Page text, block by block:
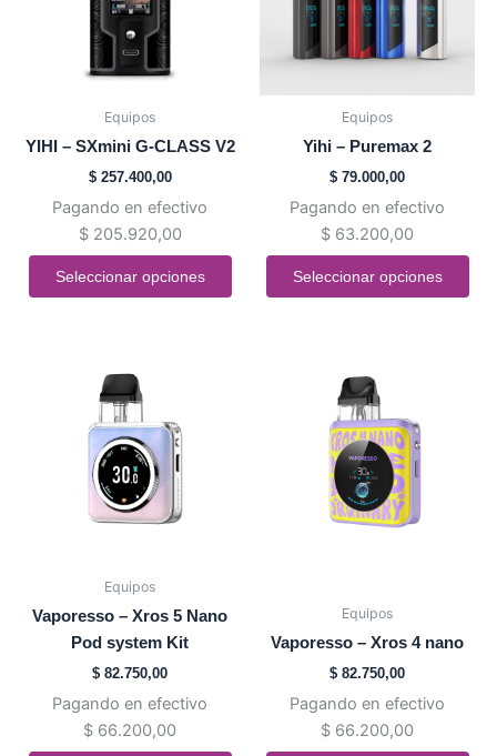
Equipos
YIHI – SXmini G-CLASS V2
$257.400,00
Pagando en efectivo
$205.920,00
Seleccionar opciones
Las
opciones
se
la
página
de
Equipos
Yihi – Puremax 2
$ 79.000,00
Pagando en efectivo
$ 63.200,00
Seleccionar opciones
Las
opciones
la
página
de
Equipos
Vaporesso – Xros 5 Nano
Pod system Kit
$ 82.750,00
Pagando en efectivo
$ 66.200,00
producto
tiene
múltiples
variantes.
Las
opciones
elegir
en
la
página
de
producto
Equipos
Vaporesso – Xros 4 nano
$ 82.750,00
Pagando en efectivo
$ 66.200,00
producto
tiene
múltiples
variantes.
Las
opciones
en
la
página
de
producto